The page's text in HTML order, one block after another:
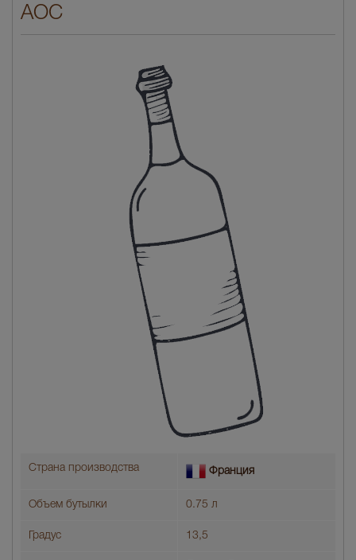
АОС
Страна производства Франция
Объем бутылки 0.75 л
Градус 13,5